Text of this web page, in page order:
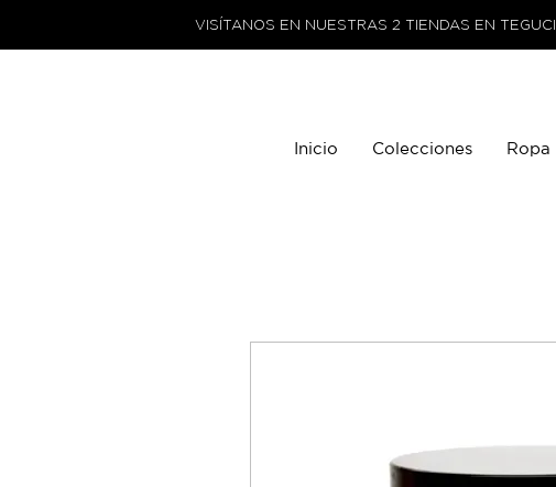
VISÍTANOS EN NUESTRAS 2 TIENDAS EN
Inicio Colecciones Ropa